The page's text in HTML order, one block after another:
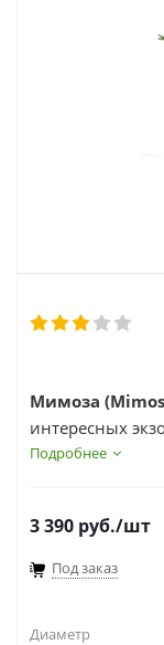
Мимоза
интересных
цветоводы
Подробнее
3 390 руб./шт
Под заказ
Диаметр